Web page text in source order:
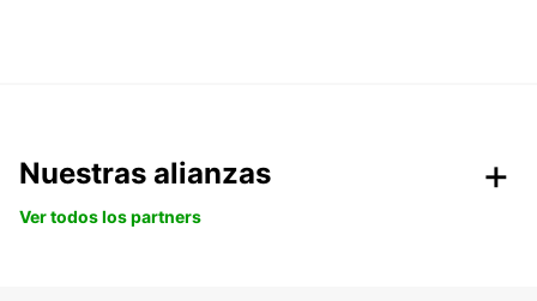
Nuestras alianzas
Ver todos los partners